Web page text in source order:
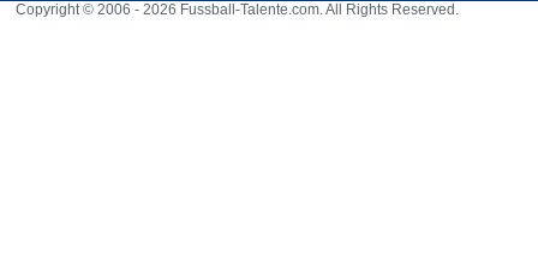
Copyright © 2006 - 2026 Fussball-Talente.com. All Rights Reserved.